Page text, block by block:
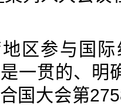
区参与国
是一贯的、
国大会第